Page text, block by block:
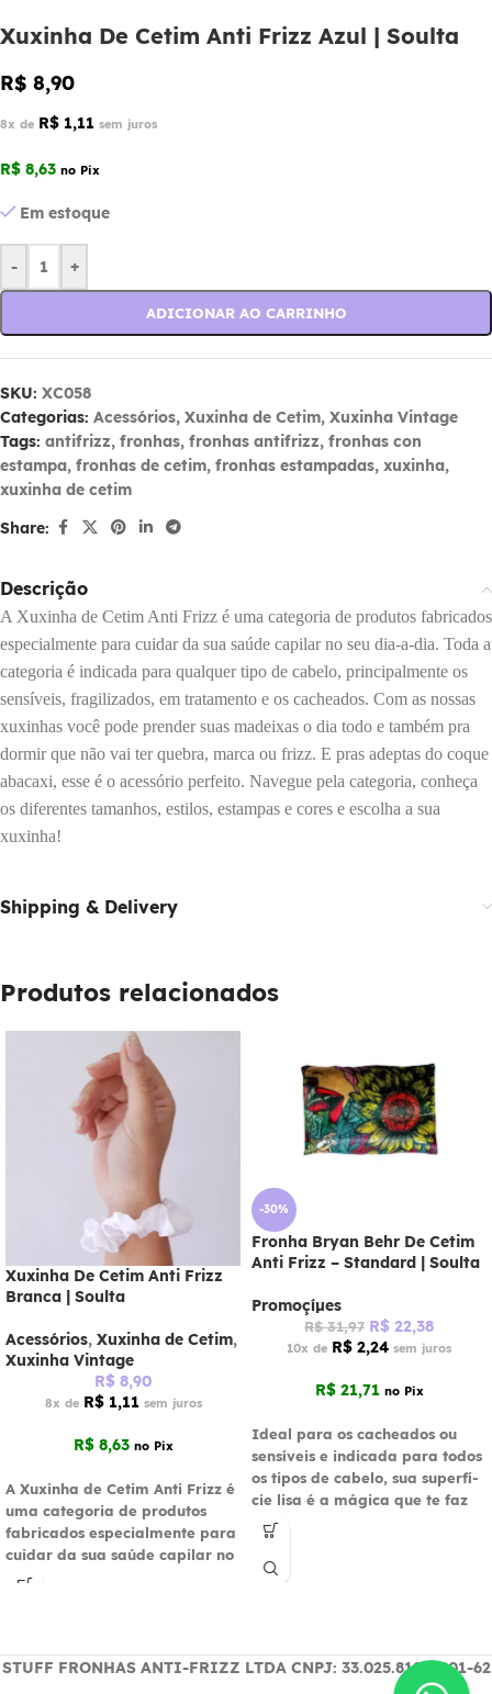
Xuxinha De Cetim Anti Frizz Azul | Soulta
R$ 8,90
8x de R$ 1,11 sem juros
R$ 8,63 no Pix
Em estoque
- +
ADICIONAR AO CARRINHO
SKU: XC058
Categorias: Acessórios, Xuxinha de Cetim, Xuxinha Vintage
Tags: antifrizz, fronhas, fronhas antifrizz, fronhas con
estampa, fronhas de cetim, fronhas estampadas, xuxinha,
xuxinha de cetim
Share:
Descrição
A Xuxinha de Cetim Anti Frizz é uma categoria de produtos fabricados
especialmente para cuidar da sua saúde capilar no seu dia-a-dia. Toda a
categoria é indicada para qualquer tipo de cabelo, principalmente os
sensíveis, fragilizados, em tratamento e os cacheados. Com as nossas
xuxinhas você pode prender suas madeixas o dia todo e também pra
dormir que não vai ter quebra, marca ou frizz. E pras adeptas do coque
abacaxi, esse é o acessório perfeito. Navegue pela categoria, conheça
os diferentes tamanhos, estilos, estampas e cores e escolha a sua
xuxinha!
Shipping & Delivery
Produtos relacionados
Xuxinha De Cetim Anti Frizz
Branca | Soulta
Acessórios, Xuxinha de Cetim,
Xuxinha Vintage
R$ 8,90
8x de R$1,11 sem juros
R$8,63 no Pix
A Xuxinha de Cetim Anti Frizz é
uma categoria de produtos
fabricados especialmente para
cuidar da sua saúde capilar no
-30%
Fronha Bryan Behr De Cetim
Anti Frizz – Standard | Soulta
Promoçíµes
R$31,97 R$ 22,38
10x de R$ 2,24 sem juros
R$21,71 no Pix
Ideal para os cacheados ou
sensí­veis e indicada para todos
os tipos de cabelo, sua superfí­
cie lisa é a mágica que te faz
acordar deusa todos os dias,
sem frizz. Estampas variadas e
nos tamanhos Queen Size e
STUFF FRONHAS ANTI-FRIZZ LTDA CNPJ: 33.025.819/0001-62